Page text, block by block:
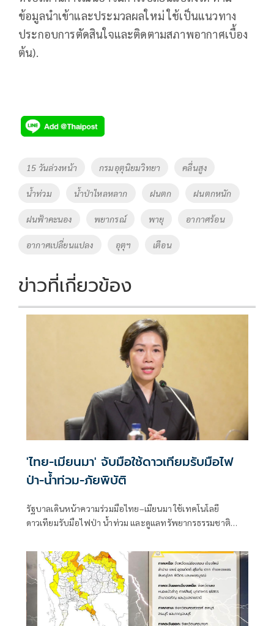
ข้อมูลนำเข้าและประมวลผลใหม่ ใช้เป็นแนวทาง
ประกอบการตัดสินใจและติดตามสภาพอากาศเบื้อง
ต้น).
Tags
15 วันล่วงหน้า กรมอุตุนิยมวิทยา คลื่นสูง
น้ำท่วม น้ำป่าไหลหลาก ฝนตก ฝนตกหนัก
ฝนฟ้าคะนอง พยากรณ์ พายุ อากาศร้อน
อากาศเปลี่ยนแปลง อุตุฯ เตือน
ข่าวที่เกี่ยวข้อง
'ไทย-เมียนมา' จับมือใช้ดาวเทียมรับมือไฟ
ป่า-น้ำท่วม-ภัยพิบัติ
รัฐบาลเดินหน้าความร่วมมือไทย–เมียนมา ใช้เทคโนโลยี
ดาวเทียมรับมือไฟป่า น้ำท่วม และดูแลทรัพยากรธรรมชาติ